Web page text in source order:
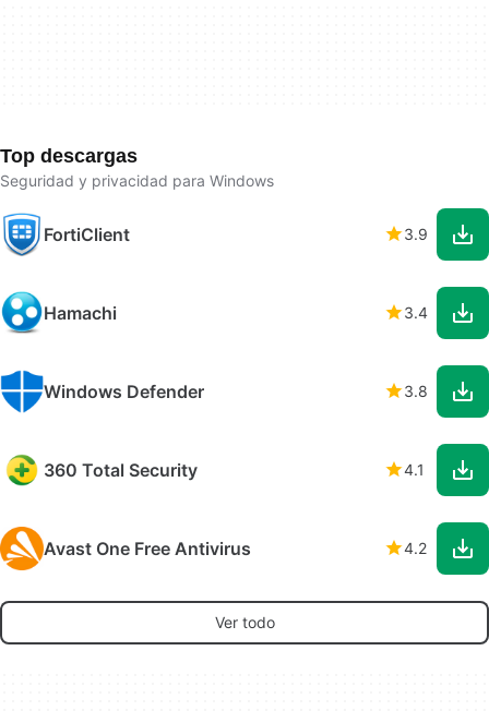
Top descargas
Seguridad y privacidad para Windows
FortiClient 3.9
Hamachi 3.4
Windows Defender 3.8
360 Total Security 4.1
Avast One Free Antivirus 4.2
Ver todo